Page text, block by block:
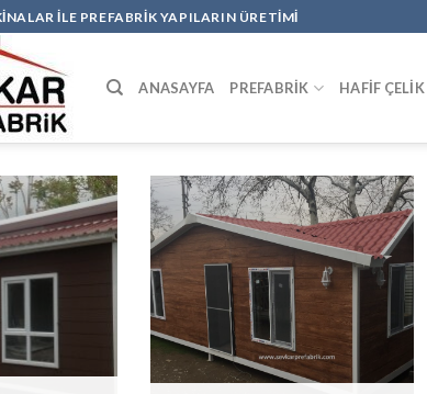
İLE PREFABRİK YAPILARIN ÜRETİMİ
ANASAYFA PREFABRİK HAFİF ÇELİK